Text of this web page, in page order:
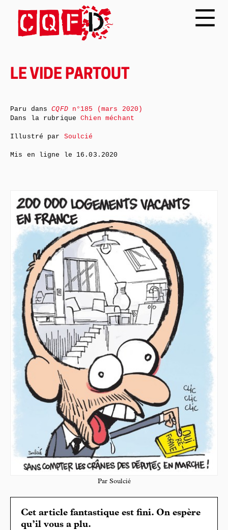
LE VIDE PARTOUT
Par Soulcié
Cet article fantastique est fini. On espère
qu’il vous a plu.
Paru dansCQFDn°185 (mars 2020)
Dans la rubriqueChien méchant
Illustré par Soulcié
Mis en ligne le 16.03.2020